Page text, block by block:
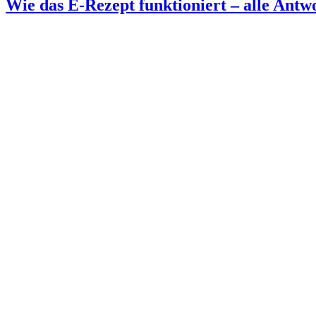
Wie das E-Rezept funktioniert – alle